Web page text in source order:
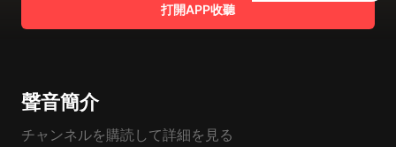
打開APP收聽
聲音簡介
チャンネルを購読して詳細を見る